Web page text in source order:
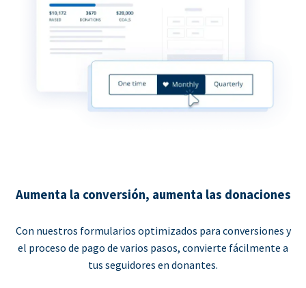
Aumenta la conversión, aumenta las donaciones
Con nuestros formularios optimizados para conversiones y
el proceso de pago de varios pasos, convierte fácilmente a
tus seguidores en donantes.